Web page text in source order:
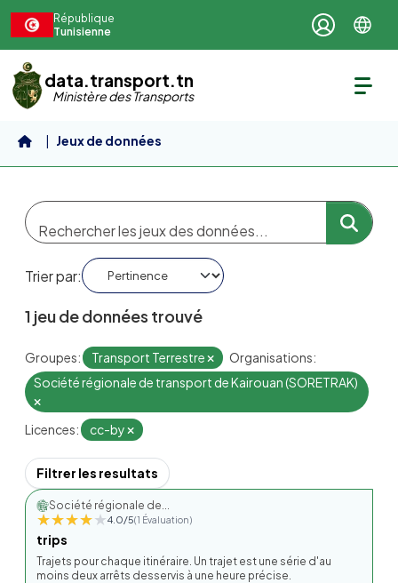
République
Tunisienne
data.transport.tn
Ministère des Transports
Jeux de données
Trier par
1 jeu de données trouvé
Groupes: Transport Terrestre
Organisations:
Société régionale de transport de Kairouan (SORETRAK)
Licences: cc-by
Filtrer les resultats
Société régionale de...
★★★★★
★★★★★4.0/5(1 Évaluation)
trips
Trajets pour chaque itinéraire. Un trajet est une série d'au
moins deux arrêts desservis à une heure précise.